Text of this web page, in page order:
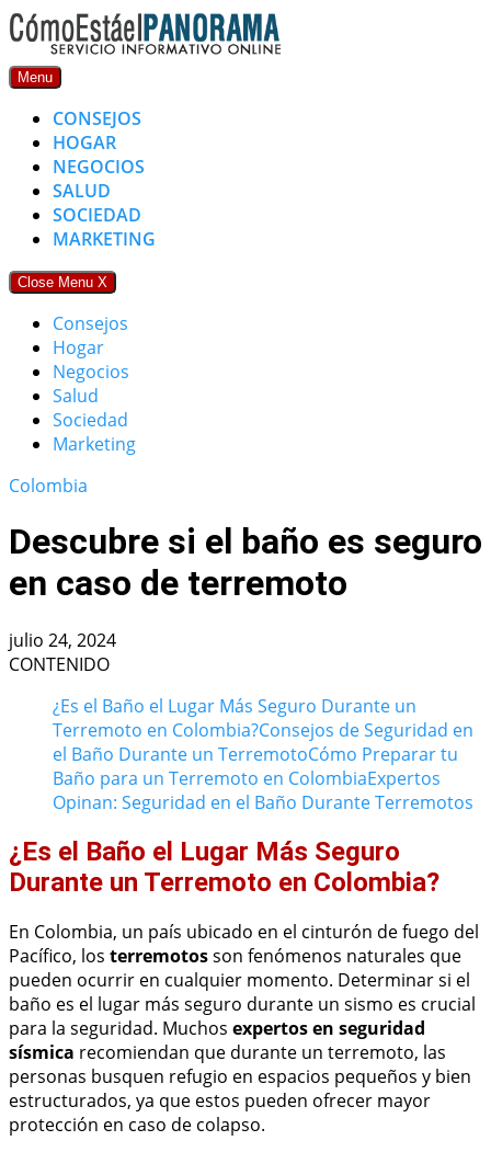
Skip
to
content
Menu
CONSEJOS
HOGAR
NEGOCIOS
SALUD
SOCIEDAD
MARKETING
Close Menu X
Consejos
Hogar
Negocios
Salud
Sociedad
Marketing
Colombia
Descubre si el baño es seguro
en caso de terremoto
julio 24, 2024
CONTENIDO
¿Es el Baño el Lugar Más Seguro Durante un
Terremoto en Colombia?Consejos de Seguridad en
el Baño Durante un TerremotoCómo Preparar tu
Baño para un Terremoto en ColombiaExpertos
Opinan: Seguridad en el Baño Durante Terremotos
¿Es el Baño el Lugar Más Seguro
Durante un Terremoto en Colombia?
En Colombia, un país ubicado en el cinturón de fuego del
Pacífico, los terremotosson fenómenos naturales que
pueden ocurrir en cualquier momento. Determinar si el
baño es el lugar más seguro durante un sismo es crucial
para la seguridad. Muchos expertos en seguridad
sísmica recomiendan que durante un terremoto, las
personas busquen refugio en espacios pequeños y bien
estructurados, ya que estos pueden ofrecer mayor
protección en caso de colapso.